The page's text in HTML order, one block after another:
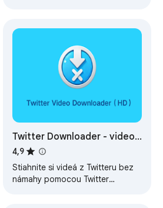
Twitter Downloader - video
downloaders twitter
4,9
Stiahnite si videá z Twitteru bez
námahy pomocou Twitter